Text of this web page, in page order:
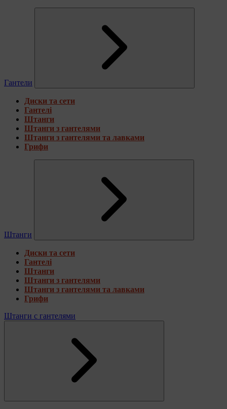
Гантели
Диски та сети
Гантелі
Штанги
Штанги з гантелями
Штанги з гантелями та лавками
Грифи
Штанги
Диски та сети
Гантелі
Штанги
Штанги з гантелями
Штанги з гантелями та лавками
Грифи
Штанги с гантелями